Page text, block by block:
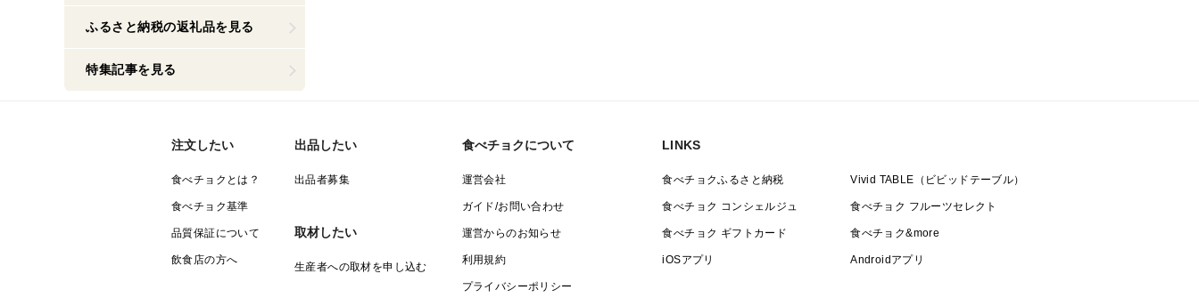
ふるさと納税の返礼品を見る
特集記事を見る
注文したい
食べチョクとは？
食べチョク基準
品質保証について
飲食店の方へ
出品したい
出品者募集
取材したい
生産者への取材を申し込む
食べチョクについて
運営会社
ガイド/お問い合わせ
運営からのお知らせ
利用規約
プライバシーポリシー
LINKS
食べチョクふるさと納税 Vivid TABLE（ビビッドテーブル）
食べチョク コンシェルジュ 食べチョク フルーツセレクト
食べチョク ギフトカード 食べチョク&more
iOSアプリ Androidアプリ